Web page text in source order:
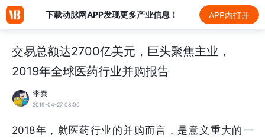
下载动脉网APP发现更多产业信息！ APP内打开
交易总额达2700亿美元，巨头聚焦主业，
2019年全球医药行业并购报告
李秦
2019-04-27 08:00
2018年，就医药行业的并购而言，是意义重大的一